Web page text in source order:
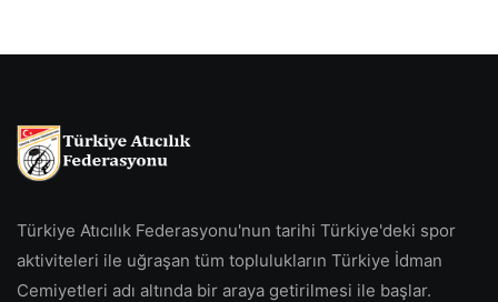
Türkiye Atıcılık Federasyonu'nun tarihi Türkiye'deki spor
aktiviteleri ile uğraşan tüm toplulukların Türkiye İdman
Cemiyetleri adı altında bir araya getirilmesi ile başlar.